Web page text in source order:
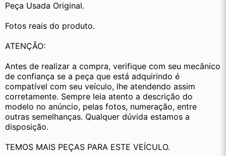
Peça Usada Original.
Fotos reais do produto.
ATENÇÃO:
Antes de realizar a compra, verifique com seu mecânico
de confiança se a peça que está adquirindo é
compatível com seu veículo, lhe atendendo assim
corretamente. Sempre leia atento a descrição do
modelo no anúncio, pelas fotos, numeração, entre
outras semelhanças. Qualquer dúvida estamos a
disposição.
TEMOS MAIS PEÇAS PARA ESTE VEÍCULO.